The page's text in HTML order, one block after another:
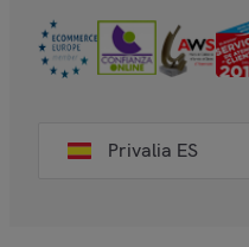
Privalia ES